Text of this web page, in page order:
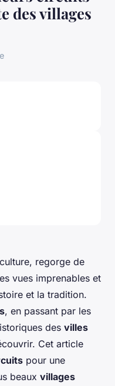
des villages
regorge de
vues imprenables et
et la tradition.
, en passant par les
des villes
Cet article
pour une
beaux villages